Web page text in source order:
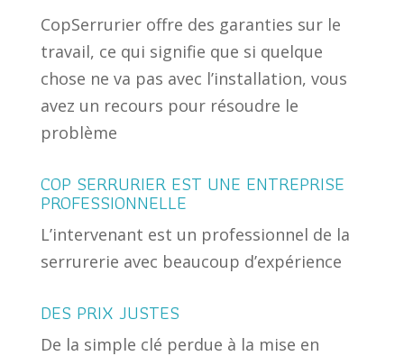
CopSerrurier offre des garanties sur le
travail, ce qui signifie que si quelque
chose ne va pas avec l’installation, vous
avez un recours pour résoudre le
problème
COP SERRURIER EST UNE ENTREPRISE
PROFESSIONNELLE
L’intervenant est un professionnel de la
serrurerie avec beaucoup d’expérience
DES PRIX JUSTES
De la simple clé perdue à la mise en